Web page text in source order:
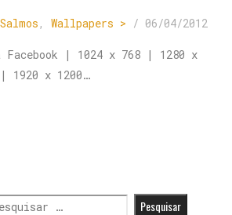
Salmos , Wallpapers > / 06/04/2012
Facebook | 1024 x 768 | 1280 x
1920 x 1200…